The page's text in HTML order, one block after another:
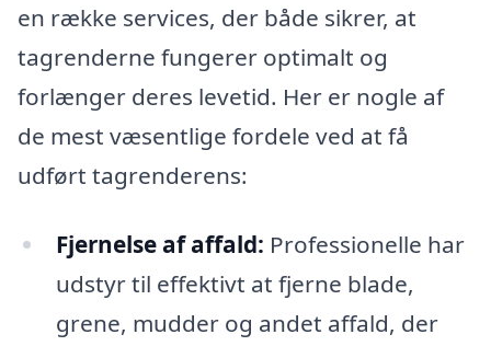
en række services, der både sikrer, at
tagrenderne fungerer optimalt og
forlænger deres levetid. Her er nogle af
de mest væsentlige fordele ved at få
udført tagrenderens:
Fjernelse af affald: Professionelle har
udstyr til effektivt at fjerne blade,
grene, mudder og andet affald, der